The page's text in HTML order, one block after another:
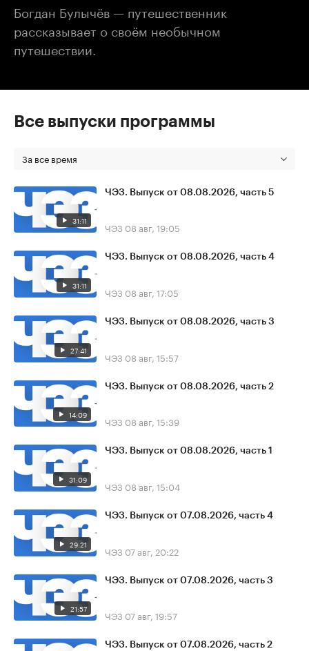
Богдан Булычёв — путешественник
рассказывает о своём необычном
путешествии.
Все выпуски программы
За все время
31:11
ЧЭЗ. Выпуск от 08.08.2026, часть 5
ЧЭЗ 08 авг, 19:05
31:11
ЧЭЗ. Выпуск от 08.08.2026, часть 4
ЧЭЗ 08 авг, 17:05
27:41
ЧЭЗ. Выпуск от 08.08.2026, часть 3
ЧЭЗ 08 авг, 15:57
14:09
ЧЭЗ. Выпуск от 08.08.2026, часть 2
ЧЭЗ 08 авг, 15:39
31:09
ЧЭЗ. Выпуск от 08.08.2026, часть 1
ЧЭЗ 08 авг, 15:04
29:21
ЧЭЗ. Выпуск от 07.08.2026, часть 4
ЧЭЗ 07 авг, 20:22
21:57
ЧЭЗ. Выпуск от 07.08.2026, часть 3
ЧЭЗ 07 авг, 19:57
ЧЭЗ. Выпуск от 07.08.2026, часть 2